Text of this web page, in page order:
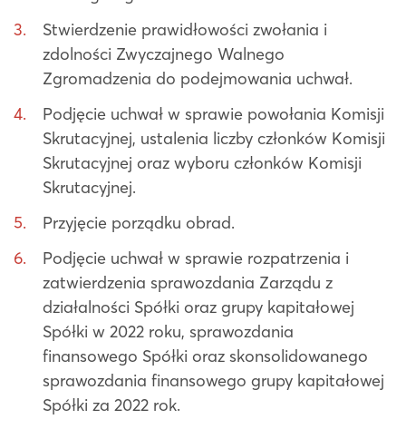
Stwierdzenie prawidłowości zwołania i
zdolności Zwyczajnego Walnego
Zgromadzenia do podejmowania uchwał.
Podjęcie uchwał w sprawie powołania Komisji
Skrutacyjnej, ustalenia liczby członków Komisji
Skrutacyjnej oraz wyboru członków Komisji
Skrutacyjnej.
Przyjęcie porządku obrad.
Podjęcie uchwał w sprawie rozpatrzenia i
zatwierdzenia sprawozdania Zarządu z
działalności Spółki oraz grupy kapitałowej
Spółki w 2022 roku, sprawozdania
finansowego Spółki oraz skonsolidowanego
sprawozdania finansowego grupy kapitałowej
Spółki za 2022 rok.